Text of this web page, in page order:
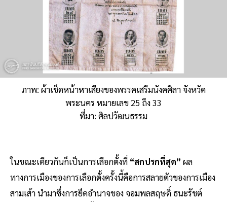
ภาพ: ผ้าเช็ดหน้าหาเสียงของพรรคเสรีมนังคศิลา จังหวัด
พระนคร หมายเลข 25 ถึง 33
ที่มา: ศิลปวัฒนธรรม
ในขณะเดียวกันก็เป็นการเลือกตั้งที่ “สกปรกที่สุด” ผล
ทางการเมืองของการเลือกตั้งครั้งนี้คือการสลายตัวของการเมือง
สามเส้า นำมาซึ่งการยึดอำนาจของ จอมพลสฤษดิ์ ธนะรัชต์